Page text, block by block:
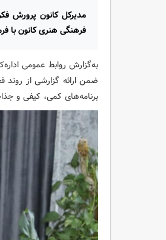
مدیرکل کانون پرورش
فرهنگی هنری کانون با
به‌گزارش روابط عمومی
ضمن ارائه گزارشی از
برنامه‌های کمی، کیفی و